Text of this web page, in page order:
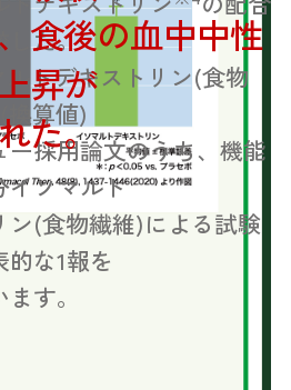
した。
トデキストリン(食物
換算値)
ー採用論文のうち、機能
イソマルト
ン(食物繊維)による試験
な1報を
す。
食後の血中中性
昇が
た。